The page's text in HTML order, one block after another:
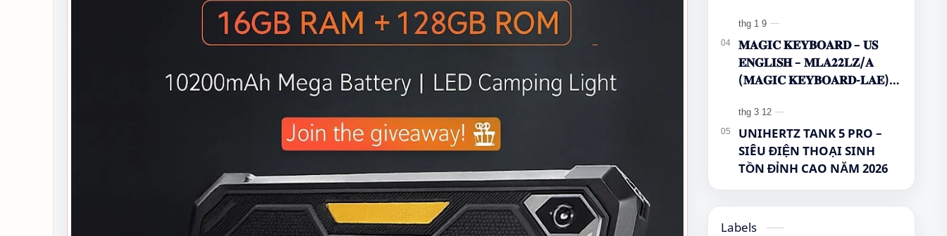
𝐌𝐀𝐆𝐈𝐂 𝐊𝐄𝐘𝐁𝐎𝐀𝐑𝐃 – 𝐔𝐒
𝐄𝐍𝐆𝐋𝐈𝐒𝐇 – 𝐌𝐋𝐀𝟐𝟐𝐋𝐙/𝐀
(𝐌𝐀𝐆𝐈𝐂 𝐊𝐄𝐘𝐁𝐎𝐀𝐑𝐃-𝐋𝐀𝐄)
UNIHERTZ TANK 5 PRO –
SIÊU ĐIỆN THOẠI SINH
TỒN ĐỈNH CAO NĂM 2026
Labels